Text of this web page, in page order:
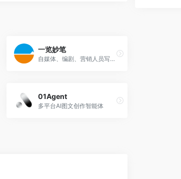
一览妙笔
自媒体、编剧、营销人员写作工具
01Agent
多平台AI图文创作智能体